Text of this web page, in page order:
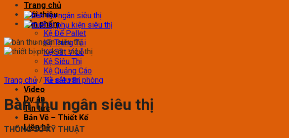
Trang chủ
Giới thiệu
Sản phẩm
Kệ Để Pallet
Kệ Trung Tải
Kệ Sắt V Lỗ
Kệ Siêu Thị
Kệ Quảng Cáo
Tủ sắt văn phòng
Video
Dự án
Tin tức
Bản Vẽ – Thiết Kế
Liên hệ
Trang chủ / Kệ siêu thị
Bàn thu ngân siêu thị
THÔNG SỐ KỸ THUẬT